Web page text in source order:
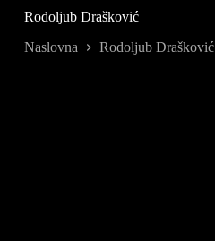
Rodoljub Drašković
Naslovna Rodoljub Drašković